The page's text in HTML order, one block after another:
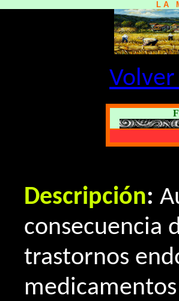
L A
Descripción:
consecuencia
trastornos